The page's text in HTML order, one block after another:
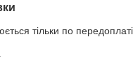
тільки по передоплаті.